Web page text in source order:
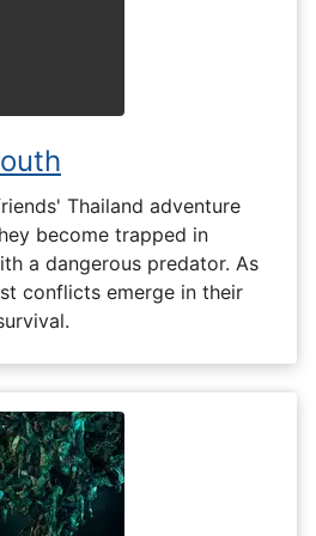
Thailand adventure
become trapped in
a dangerous predator. As
conflicts emerge in their